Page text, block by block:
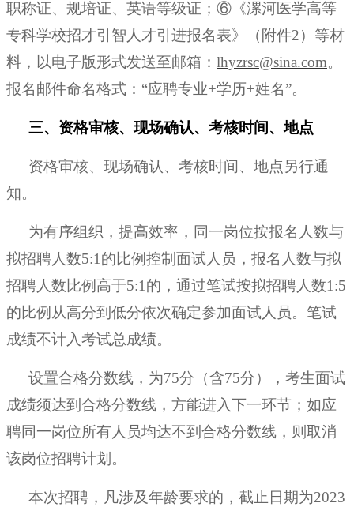
职称证、规培证、英语等级证；⑥《漯河医学高等
专科学校招才引智人才引进报名表》（附件2）等材
料，以电子版形式发送至邮箱： lhyzrsc@sina.com。
报名邮件命名格式： “应聘专业+学历+姓名”。
三、资格审核、现场确认、考核时间、地点
资格审核、现场确认、考核时间、地点另行通
知。
为有序组织，提高效率，同一岗位按报名人数与
拟招聘人数5:1的比例控制面试人员，报名人数与拟
招聘人数比例高于5:1的，通过笔试按拟招聘人数1:5
的比例从高分到低分依次确定参加面试人员。笔试
成绩不计入考试总成绩。
设置合格分数线，为75分（含75分），考生面试
成绩须达到合格分数线，方能进入下一环节；如应
聘同一岗位所有人员均达不到合格分数线，则取消
该岗位招聘计划。
本次招聘，凡涉及年龄要求的，截止日期为2023